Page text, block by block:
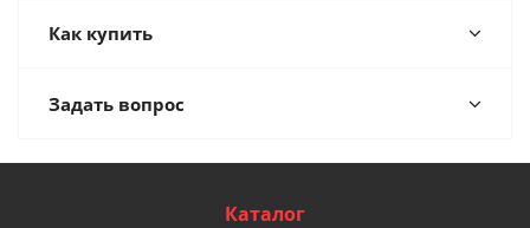
Как купить
Задать вопрос
Каталог